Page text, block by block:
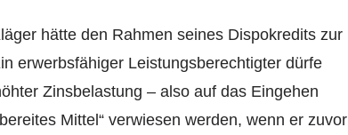
hätte den Rahmen seines Dispokredits zur
erwerbsfähiger Leistungsberechtigter dürfe
Zinsbelastung – also auf das Eingehen
Mittel“ verwiesen werden, wenn er zuvor